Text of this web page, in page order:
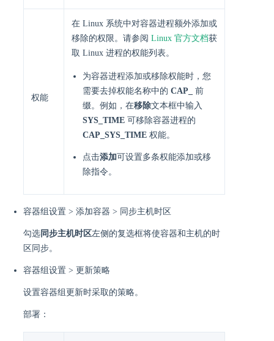
权能
在 Linux 系统中对容器进程额外添加或
移除的权限。请参阅 Linux 官方文档获
取 Linux 进程的权能列表。
为容器进程添加或移除权能时，您
需要去掉权能名称中的 CAP_
前
缀。例如，在移除文本框中输入
SYS_TIME 可移除容器进程的
CAP_SYS_TIME 权能。
点击添加可设置多条权能添加或移
除指令。
容器组设置 > 添加容器 > 同步主机时区
勾选 同步主机时区左侧的复选框将使容器和主机的时
区同步。
容器组设置 > 更新策略
设置容器组更新时采取的策略。
部署：